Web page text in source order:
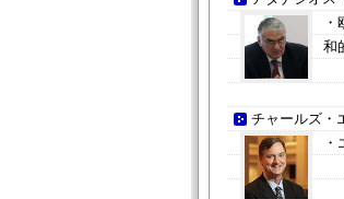
和
チャールズ・